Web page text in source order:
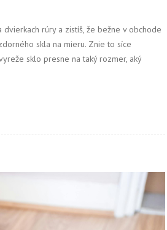
rúry a zistíš, že bežne v obchode
skla na mieru. Znie to síce
sklo presne na taký rozmer, aký